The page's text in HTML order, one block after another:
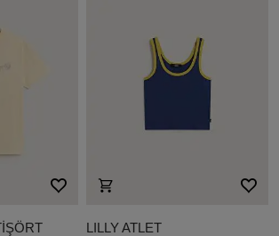
LILLY ATLET